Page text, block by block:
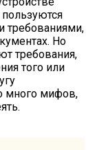
требованиями,
Но
требования,
того или
много мифов,